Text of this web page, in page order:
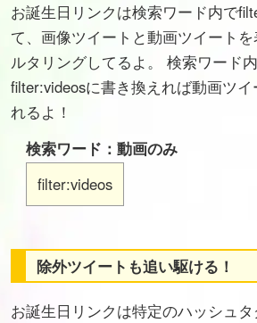
お誕生日リンクは検索ワード内で
て、画像ツイートと動画ツイート
ルタリングしてるよ。 検索ワード
filter:videosに書き換えれば動画ツ
れるよ！
検索ワード：動画のみ
filter:videos
除外ツイートも追い駆ける！
お誕生日リンクは特定のハッシュ